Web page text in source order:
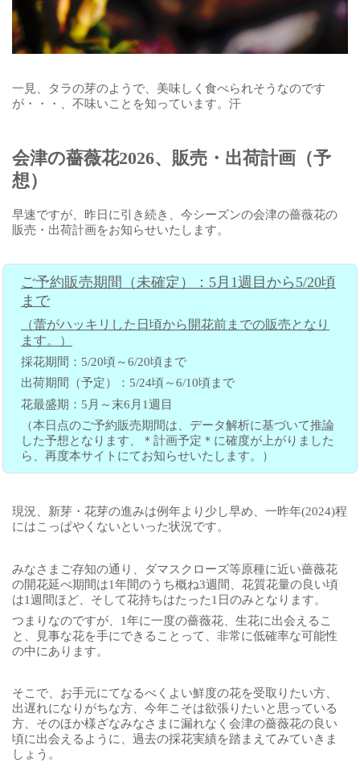
一見、タラの芽のようで、美味しく食べられそうなのです
が・・・、不味いことを知っています。汗
会津の薔薇花2026、販売・出荷計画（予
想）
早速ですが、昨日に引き続き、今シーズンの会津の薔薇花の
販売・出荷計画をお知らせいたします。
ご予約販売期間（未確定）：5月1週目から5/20頃
まで
（蕾がハッキリした日頃から開花前までの販売となり
ます。）
採花期間：5/20頃～6/20頃まで
出荷期間（予定）：5/24頃～6/10頃まで
花最盛期：5月～末6月1週目
（本日点のご予約販売期間は、データ解析に基づいて推論
した予想となります、＊計画予定＊に確度が上がりました
ら、再度本サイトにてお知らせいたします。）
現況、新芽・花芽の進みは例年より少し早め、一昨年(2024)程
にはこっぱやくないといった状況です。
みなさまご存知の通り、ダマスクローズ等原種に近い薔薇花
の開花延べ期間は1年間のうち概ね3週間、花質花量の良い頃
は1週間ほど、そして花持ちはたった1日のみとなります。
つまりなのですが、1年に一度の薔薇花、生花に出会えるこ
と、見事な花を手にできることって、非常に低確率な可能性
の中にあります。
そこで、お手元にてなるべくよい鮮度の花を受取りたい方、
出遅れになりがちな方、今年こそは欲張りたいと思っている
方、そのほか様ざなみなさまに漏れなく会津の薔薇花の良い
頃に出会えるように、過去の採花実績を踏まえてみていきま
しょう。